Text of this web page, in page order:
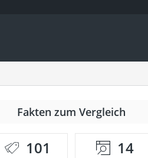
Fakten zum Vergleich
101 14